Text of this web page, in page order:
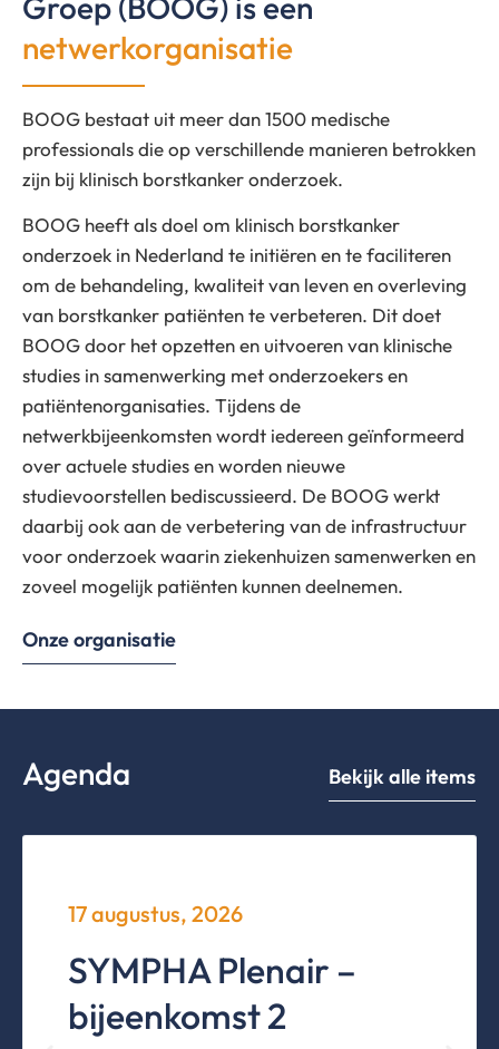
netwerkorganisatie
BOOG bestaat uit meer dan 1500 medische
professionals die op verschillende manieren betrokken
zijn bij klinisch borstkanker onderzoek.
BOOG heeft als doel om klinisch borstkanker
onderzoek in Nederland te initiëren en te faciliteren
om de behandeling, kwaliteit van leven en overleving
van borstkanker patiënten te verbeteren. Dit doet
BOOG door het opzetten en uitvoeren van klinische
studies in samenwerking met onderzoekers en
patiëntenorganisaties. Tijdens de
netwerkbijeenkomsten wordt iedereen geïnformeerd
over actuele studies en worden nieuwe
studievoorstellen bediscussieerd. De BOOG werkt
daarbij ook aan de verbetering van de infrastructuur
voor onderzoek waarin ziekenhuizen samenwerken en
zoveel mogelijk patiënten kunnen deelnemen.
Onze organisatie
Agenda Bekijk alle items
17 augustus, 2026
SYMPHA Plenair –
bijeenkomst 2